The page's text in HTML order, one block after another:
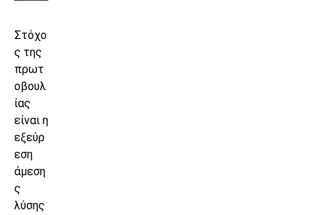
Στόχο
ς της
πρωτ
οβουλ
ίας
είναι η
εξεύρ
εση
άμεση
ς
λύσης